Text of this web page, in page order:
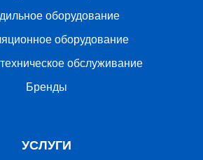
оборудование
оборудование
обслуживание
Бренды
УСЛУГИ